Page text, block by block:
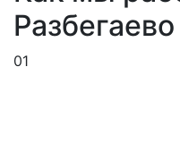
Разбегаево
01